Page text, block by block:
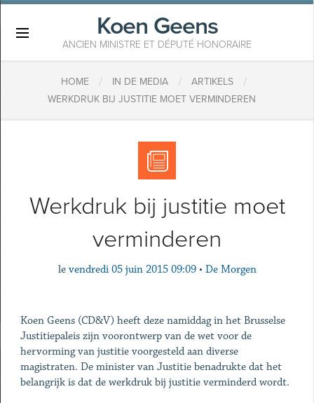
Koen Geens
ANCIEN MINISTRE ET DÉPUTÉ HONORAIRE
HOME / IN DE MEDIA / ARTIKELS /
WERKDRUK BIJ JUSTITIE MOET VERMINDEREN
Werkdruk bij justitie moet
verminderen
le vendredi 05 juin 2015 09:09 • De Morgen
Koen Geens (CD&V) heeft deze namiddag in het Brusselse
Justitiepaleis zijn voorontwerp van de wet voor de
hervorming van justitie voorgesteld aan diverse
magistraten. De minister van Justitie benadrukte dat het
belangrijk is dat de werkdruk bij justitie verminderd wordt.